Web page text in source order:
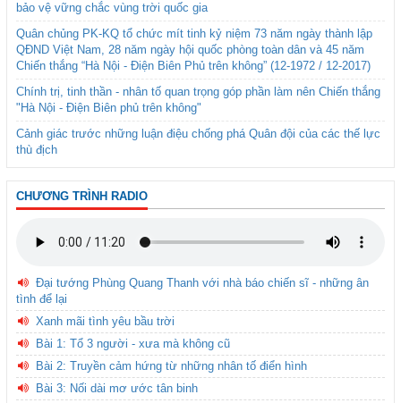
bảo vệ vững chắc vùng trời quốc gia
Quân chủng PK-KQ tổ chức mít tinh kỷ niệm 73 năm ngày thành lập
QĐND Việt Nam, 28 năm ngày hội quốc phòng toàn dân và 45 năm
Chiến thắng “Hà Nội - Điện Biên Phủ trên không” (12-1972 / 12-2017)
Chính trị, tinh thần - nhân tố quan trọng góp phần làm nên Chiến thắng
"Hà Nội - Điện Biên phủ trên không"
Cảnh giác trước những luận điệu chống phá Quân đội của các thế lực
thù địch
CHƯƠNG TRÌNH RADIO
Đại tướng Phùng Quang Thanh với nhà báo chiến sĩ - những ân
tình để lại
Xanh mãi tình yêu bầu trời
Bài 1: Tổ 3 người - xưa mà không cũ
Bài 2: Truyền cảm hứng từ những nhân tố điển hình
Bài 3: Nối dài mơ ước tân binh